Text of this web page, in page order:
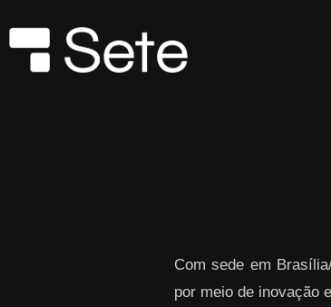
Com sede em
por meio de inovação